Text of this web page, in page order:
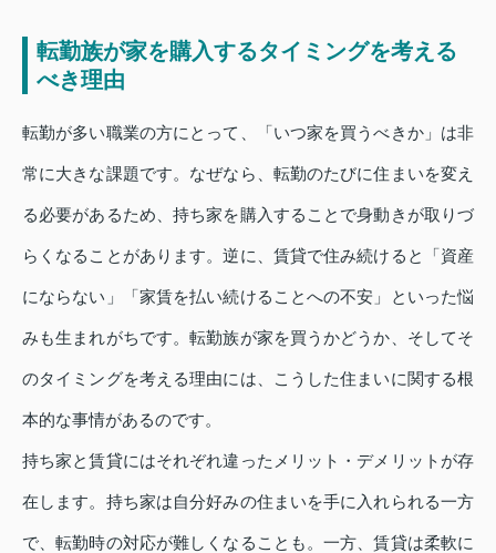
転勤族が家を購入するタイミングを考える
べき理由
転勤が多い職業の方にとって、「いつ家を買うべきか」は非
常に大きな課題です。なぜなら、転勤のたびに住まいを変え
る必要があるため、持ち家を購入することで身動きが取りづ
らくなることがあります。逆に、賃貸で住み続けると「資産
にならない」「家賃を払い続けることへの不安」といった悩
みも生まれがちです。転勤族が家を買うかどうか、そしてそ
のタイミングを考える理由には、こうした住まいに関する根
本的な事情があるのです。
持ち家と賃貸にはそれぞれ違ったメリット・デメリットが存
在します。持ち家は自分好みの住まいを手に入れられる一方
で、転勤時の対応が難しくなることも。一方、賃貸は柔軟に